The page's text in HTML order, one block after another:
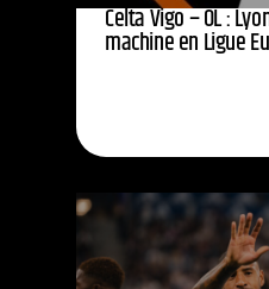
Celta Vigo – OL :
machine en Ligue